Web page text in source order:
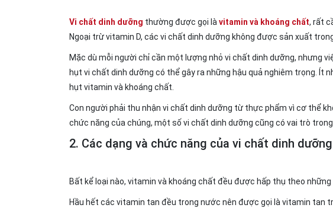
Vi chất dinh dưỡng thường được gọi là vitamin và khoáng chất, rất
Ngoại trừ vitamin D, các vi chất dinh dưỡng không được sản xuất
Mặc dù mỗi người chỉ cần một lượng nhỏ vi chất dinh dưỡng, nhưng
hụt vi chất dinh dưỡng có thể gây ra những hậu quả nghiêm trọng.
hụt vitamin và khoáng chất.
Con người phải thu nhận vi chất dinh dưỡng từ thực phẩm vì cơ thể
chức năng của chúng, một số vi chất dinh dưỡng cũng có vai trò
2. Các dạng và chức năng của vi chất dinh dưỡng
Bất kể loại nào, vitamin và khoáng chất đều được hấp thụ theo
Hầu hết các vitamin tan đều trong nước nên được gọi là vitamin tan